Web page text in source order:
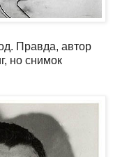
Правда, автор
но снимок